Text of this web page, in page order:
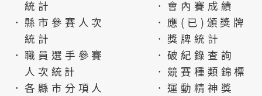
統計
．縣市參賽人次
統計
．職員選手參賽
人次統計
．各縣市分項人
．會內賽成績
．應(已)頒獎牌
．獎牌統計
．破紀錄查詢
．競賽種類錦標
．運動精神獎